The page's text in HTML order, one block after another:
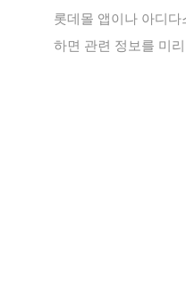
롯데몰 앱이나 아디
하면 관련 정보를 미